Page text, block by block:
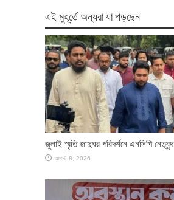
এই মুহূর্তে অন্যরা যা পড়ছেন
জুলাই স্মৃতি জাদুঘর পরিদর্শনে এনসিপি নেতৃবৃন্দ
আগস্ট 8, 2026